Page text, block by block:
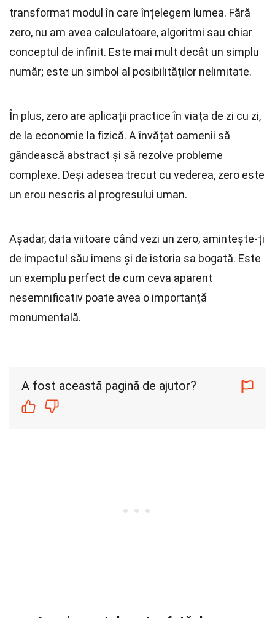
transformat modul în care înțelegem lumea. Fără
zero, nu am avea calculatoare, algoritmi sau chiar
conceptul de infinit. Este mai mult decât un simplu
număr; este un simbol al posibilităților nelimitate.
În plus, zero are aplicații practice în viața de zi cu zi,
de la economie la fizică. A învățat oamenii să
gândească abstract și să rezolve probleme
complexe. Deși adesea trecut cu vederea, zero este
un erou nescris al progresului uman.
Așadar, data viitoare când vezi un zero, amintește-ți
de impactul său imens și de istoria sa bogată. Este
un exemplu perfect de cum ceva aparent
nesemnificativ poate avea o importanță
monumentală.
A fost această pagină de ajutor?